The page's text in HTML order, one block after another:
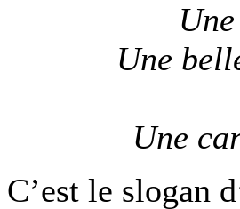
Une
Une
C’est le slogan